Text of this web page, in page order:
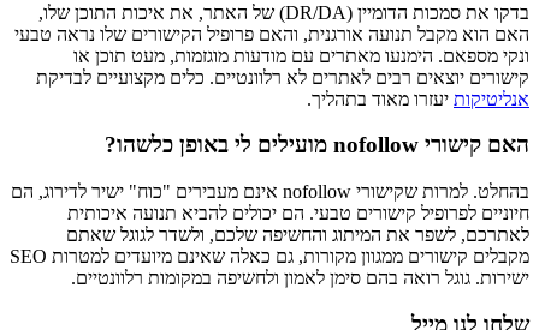
בדקו את סמכות הדומיין (DR/DA) של האתר, את איכות התוכן שלו,
האם הוא מקבל תנועה אורגנית, והאם פרופיל הקישורים שלו נראה טבעי
ונקי מספאם. הימנעו מאתרים עם מודעות מוגזמות, מעט תוכן או
קישורים יוצאים רבים לאתרים לא רלוונטיים. כלים מקצועיים לבדיקת
אנליטיקות יעזרו מאוד בתהליך.
האם קישורי nofollow מועילים לי באופן כלשהו?
בהחלט. למרות שקישורי nofollow אינם מעבירים "כוח" ישיר לדירוג, הם
חיוניים לפרופיל קישורים טבעי. הם יכולים להביא תנועה איכותית
לאתרכם, לשפר את המיתוג והחשיפה שלכם, ולשדר לגוגל שאתם
מקבלים קישורים ממגוון מקורות, גם כאלה שאינם מיועדים למטרות SEO
ישירות. גוגל רואה בהם סימן לאמון ולחשיפה במקומות רלוונטיים.
שלחו לנו מייל